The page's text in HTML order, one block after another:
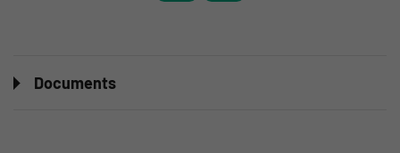
Documents